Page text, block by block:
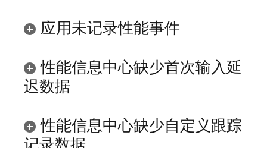
应用未记录性能事件
性能信息中心缺少首次输入延
迟数据
性能信息中心缺少自定义跟踪